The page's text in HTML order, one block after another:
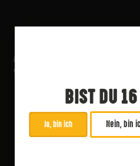
BIST DU
Ja, bin ich Nein, bin